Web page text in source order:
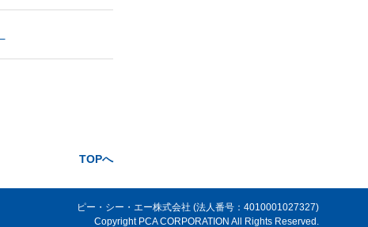
TOPへ
ピー・シー・エー株式会社 (法人番号：4010001027327)
Copyright PCA CORPORATION All Rights Reserved.